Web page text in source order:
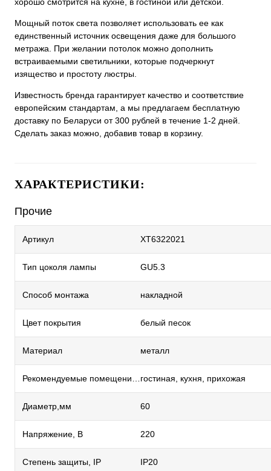
Мощный поток света позволяет использовать ее как
единственный источник освещения даже для большого
метража. При желании потолок можно дополнить
встраиваемыми светильники, которые подчеркнут
изящество и простоту люстры.
Известность бренда гарантирует качество и соответствие
европейским стандартам, а мы предлагаем бесплатную
доставку по Беларуси от 300 рублей в течение 1-2 дней.
Сделать заказ можно, добавив товар в корзину.
ХАРАКТЕРИСТИКИ:
Прочие
Артикул XT6322021
Тип цоколя лампы GU5.3
Способ монтажа накладной
Цвет покрытия белый песок
Материал металл
гостиная, кухня, прихожая
Диаметр,мм 60
Напряжение, В 220
Степень защиты, IP IP20